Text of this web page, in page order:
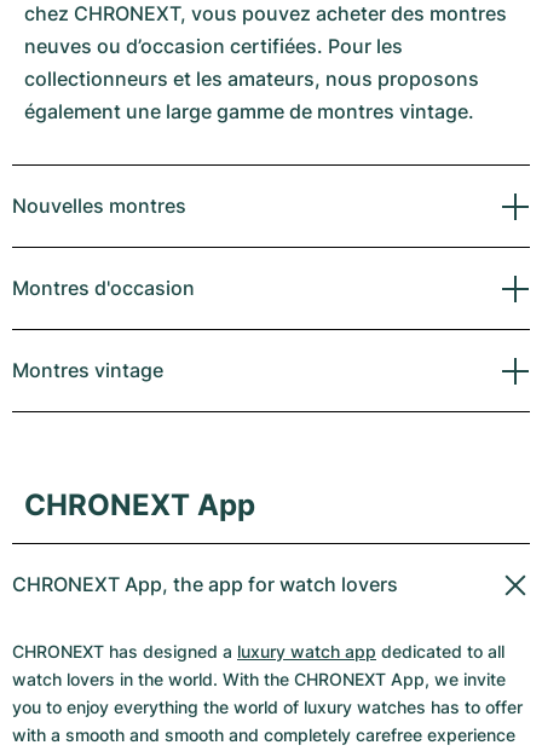
chez CHRONEXT, vous pouvez acheter des montres
neuves ou d’occasion certifiées. Pour les
collectionneurs et les amateurs, nous proposons
également une large gamme de montres vintage.
Nouvelles montres
Montres d'occasion
Montres vintage
CHRONEXT App
CHRONEXT App, the app for watch lovers
CHRONEXT has designed a luxury watch app dedicated to all
watch lovers in the world. With the CHRONEXT App, we invite
you to enjoy everything the world of luxury watches has to offer
with a smooth and smooth and completely carefree experience